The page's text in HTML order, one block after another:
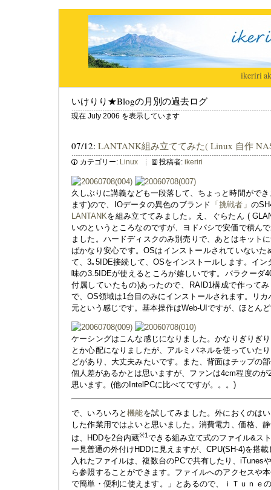
ikeriri|
いけりり★Blogの月別の過去ログ
現在 July 2006 を表示しています
07/12: LANTANK組み立ててみた( Linux 自作
カテゴリー: Linux 投稿者: ikeriri
久しぶりに講義なども一段落して、ちょっと時間がで
ます)ので、IOデータの異色のブランド 「挑戦者」 の
LANTANKを組み立ててみました。え、ぐらたん (
いのというところなのですが、ヨドバシで安価で積ん
ました。ハードディスクのみ別売りで、あとはキット
ばかなり安心です。OSはインストールされていない
て、3｡5IDE接続して、OSをインストールします。イ
味の3.5IDEが使えるところが嬉しいです。バラクーダ
付属していたもの)あったので、RAID1構成で作って
で、OS領域は1台目のみにインストールされます。リ
元という感じです。基本操作はWeb-UIですが、ほとん
ケーシングはこんな感じになりました。かなりぎりぎ
とか心配になりましたが、アルミパネルを使っていた
どがあり、大丈夫みたいです。また、背面はチップの
個人差があるかとは思いますが、ファンは4cm程度の
思います。(他のIntelPCに比べてですが。。。)
で、いろいろと機能を試してみました。外におくのは
した作業用ではよいと思いました。消費電力、価格、
は、HDDを2台内蔵※1できる組み立て式のファイル&ス
一見普通の外付けHDDに見えますが、CPU(SH-4)を搭
入れたファイルは、複数台のPCで共有したり、iTunes
ら参照することができます。ファイルへのアクセスや
で簡単・便利に使えます。」とあるので、ｉＴｕｎｅ